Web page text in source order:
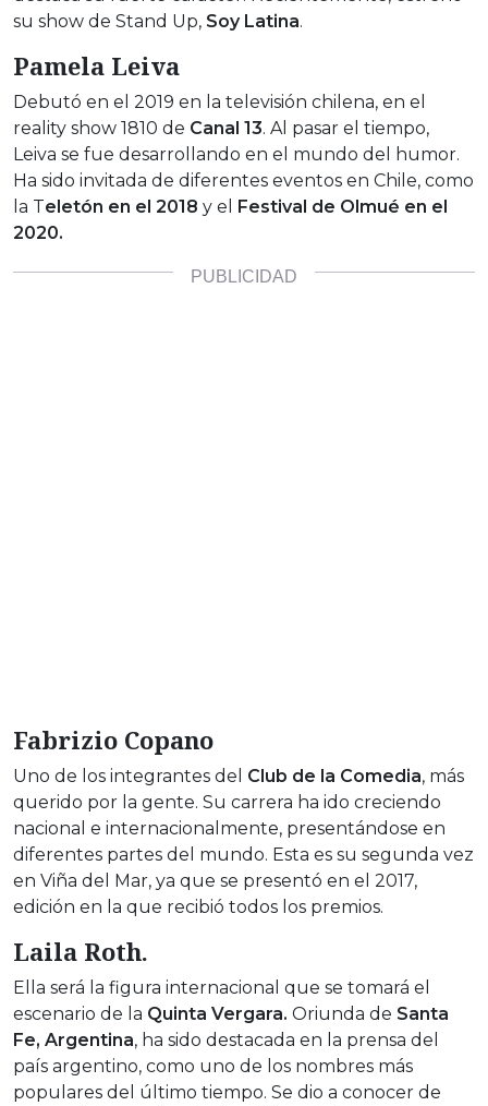
su show de Stand Up, Soy Latina.
Pamela Leiva
Debutó en el 2019 en la televisión chilena, en el
reality show 1810 de Canal 13. Al pasar el tiempo,
Leiva se fue desarrollando en el mundo del humor.
Ha sido invitada de diferentes eventos en Chile, como
la Teletón en el 2018 y el Festival de Olmué en el
2020.
Fabrizio Copano
Uno de los integrantes del Club de la Comedia, más
querido por la gente. Su carrera ha ido creciendo
nacional e internacionalmente, presentándose en
diferentes partes del mundo. Esta es su segunda vez
en Viña del Mar, ya que se presentó en el 2017,
edición en la que recibió todos los premios.
Laila Roth.
Ella será la figura internacional que se tomará el
escenario de la Quinta Vergara. Oriunda de Santa
Fe, Argentina, ha sido destacada en la prensa del
país argentino, como uno de los nombres más
populares del último tiempo. Se dio a conocer de